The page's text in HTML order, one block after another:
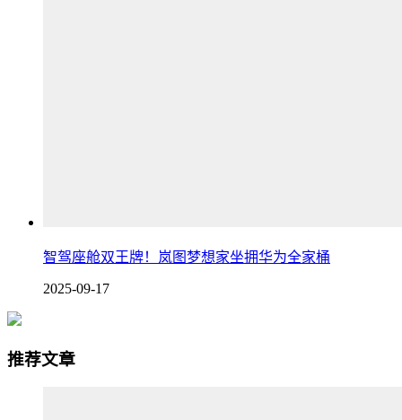
智驾座舱双王牌！岚图梦想家坐拥华为全家桶
2025-09-17
推荐文章